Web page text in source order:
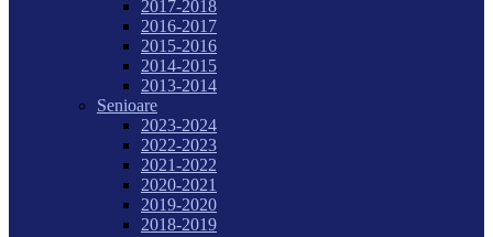
2017-2018
2016-2017
2015-2016
2014-2015
2013-2014
Senioare
2023-2024
2022-2023
2021-2022
2020-2021
2019-2020
2018-2019